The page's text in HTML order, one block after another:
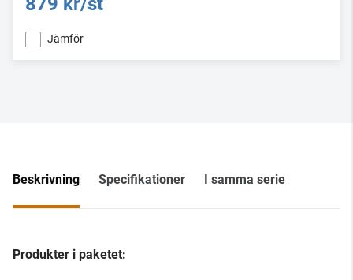
Jämför
Beskrivning Specifikationer I samma serie
Produkter i paketet: